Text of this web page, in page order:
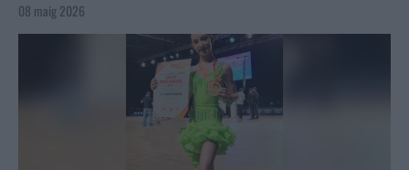
08 maig 2026